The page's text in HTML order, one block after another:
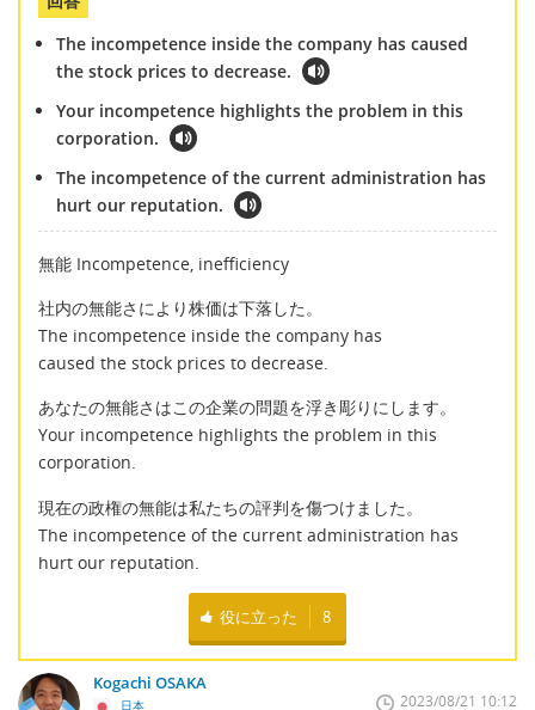
The incompetence inside the company has caused
the stock prices to decrease.
Your incompetence highlights the problem in this
corporation.
The incompetence of the current administration has
hurt our reputation.
無能 Incompetence, inefficiency
社内の無能さにより株価は下落した。
The incompetence inside the company has
caused the stock prices to decrease.
あなたの無能さはこの企業の問題を浮き彫りにします。
Your incompetence highlights the problem in this
corporation.
現在の政権の無能は私たちの評判を傷つけました。
The incompetence of the current administration has
hurt our reputation.
役に立った 8
Kogachi OSAKA
日本 2023/08/21 10:12